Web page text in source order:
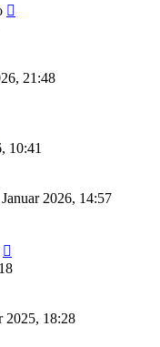
21:48
10:41
2026, 14:57
2025, 18:28